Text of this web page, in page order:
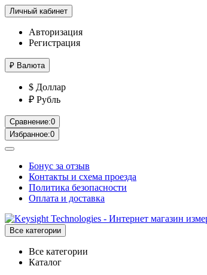
Личный кабинет
Авторизация
Регистрация
₽ Валюта
$ Доллар
₽ Рубль
Сравнение:0
Избранное:0
Бонус за отзыв
Контакты и схема проезда
Политика безопасности
Оплата и доставка
Все категории
Все категории
Каталог